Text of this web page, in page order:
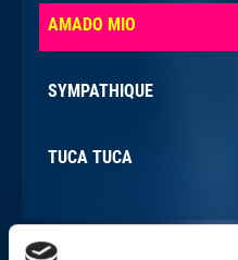
AMADO MIO
SYMPATHIQUE
TUCA TUCA
window.
server or network failed